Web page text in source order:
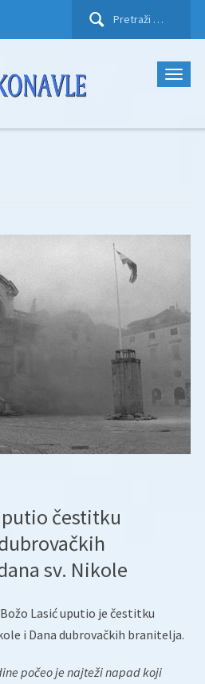
Pretraži:
čestitku
sv. Nikole
Lasić uputio je čestitku
i Dana dubrovačkih branitelja.
počeo je najteži napad koji